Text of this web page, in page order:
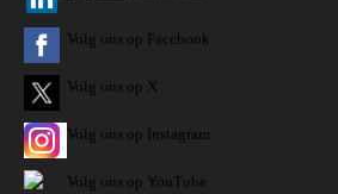
Volg ons op Facebook
Volg ons op X
Volg ons op Instagram
Volg ons op YouTube